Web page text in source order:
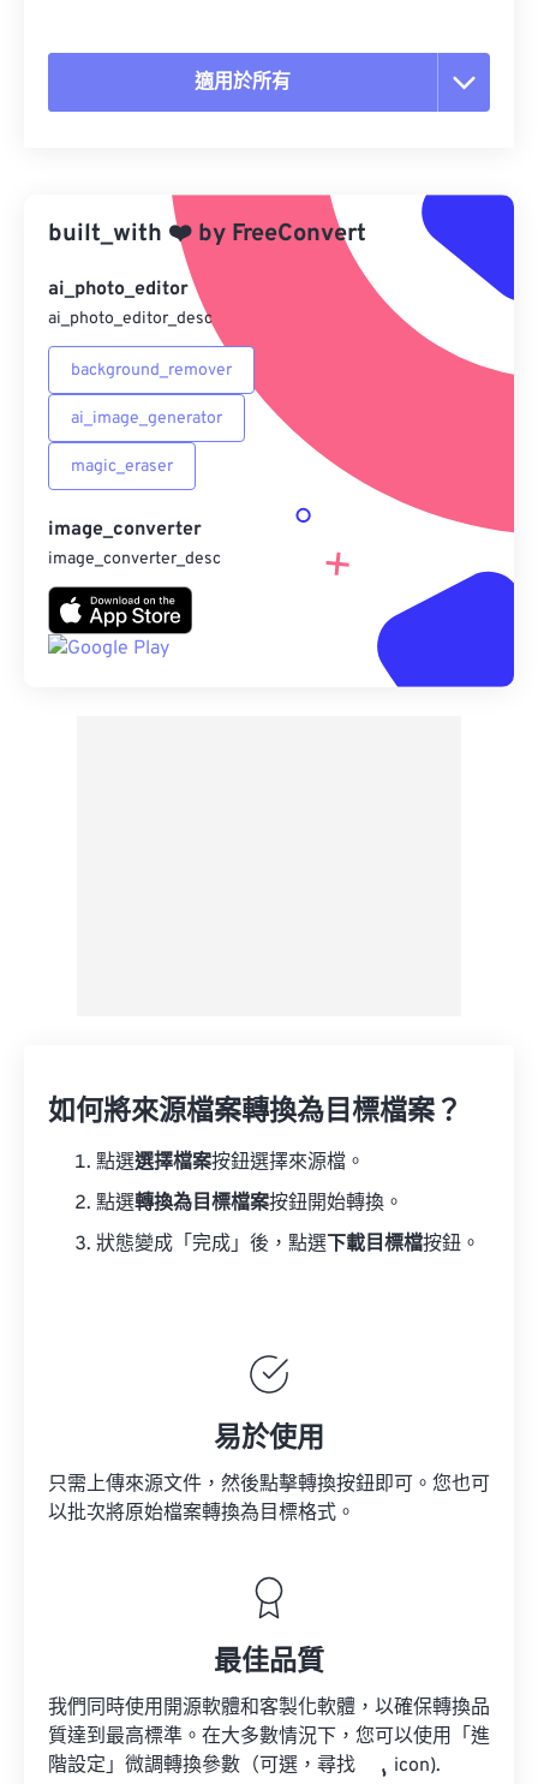
適用於所有
另存為預設
built_with ❤️ by FreeConvert
ai_photo_editor
ai_photo_editor_desc
background_remover
ai_image_generator
magic_eraser
image_converter
image_converter_desc
如何將來源檔案轉換為目標檔案？
點選選擇檔案按鈕選擇來源檔。
點選轉換為目標檔案按鈕開始轉換。
狀態變成「完成」後，點選 下載目標檔按鈕。
易於使用
只需上傳來源文件，然後點擊轉換按鈕即可。您也可
以批次將原始檔案轉換為目標格式。
最佳品質
我們同時使用開源軟體和客製化軟體，以確保轉換品
質達到最高標準。在大多數情況下，您可以使用「進
階設定」微調轉換參數（可選，尋找
icon).